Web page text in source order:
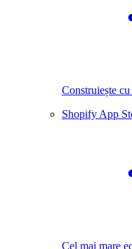
Construiește
Shopify App
Cel mai mare